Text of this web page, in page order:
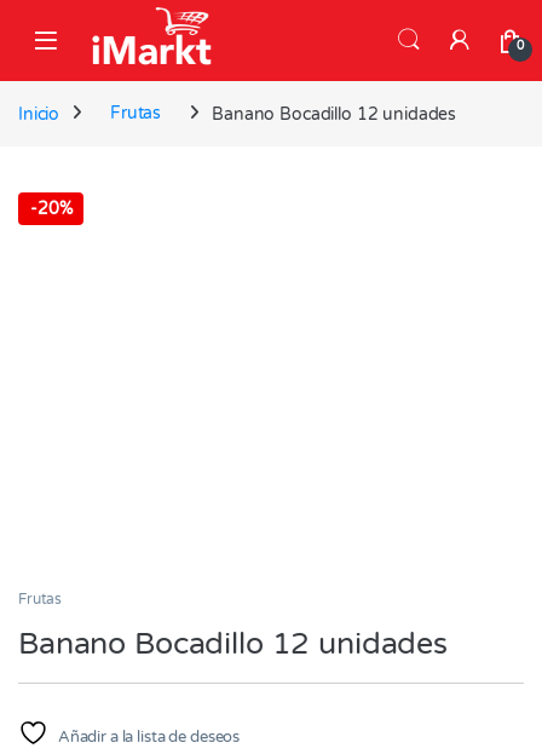
0
Inicio Frutas Banano Bocadillo 12 unidades
-20%
Frutas
Banano Bocadillo 12 unidades
Añadir a la lista de deseos